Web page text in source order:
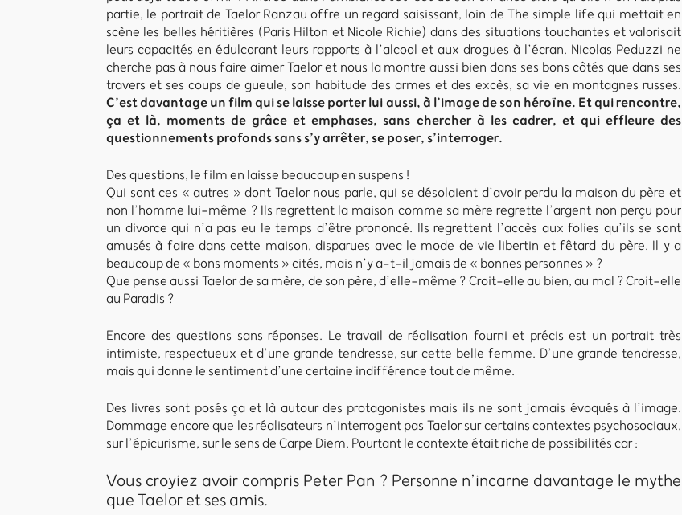
partie, le portrait de Taelor Ranzau offre un regard saisissant, loin de The simple life qui mettait en
scène les belles héritières (Paris Hilton et Nicole Richie) dans des situations touchantes et valorisait
leurs capacités en édulcorant leurs rapports à l’alcool et aux drogues à l’écran. Nicolas Peduzzi ne
cherche pas à nous faire aimer Taelor et nous la montre aussi bien dans ses bons côtés que dans ses
travers et ses coups de gueule, son habitude des armes et des excès, sa vie en montagnes russes.
C’est davantage un film qui se laisse porter lui aussi, à l’image de son héroïne. Et qui rencontre,
ça et là, moments de grâce et emphases, sans chercher à les cadrer, et qui effleure des
questionnements profonds sans s’y arrêter, se poser, s’interroger.
Des questions, le film en laisse beaucoup en suspens !
Qui sont ces « autres » dont Taelor nous parle, qui se désolaient d’avoir perdu la maison du père et
non l’homme lui-même ? Ils regrettent la maison comme sa mère regrette l’argent non perçu pour
un divorce qui n’a pas eu le temps d’être prononcé. Ils regrettent l’accès aux folies qu’ils se sont
amusés à faire dans cette maison, disparues avec le mode de vie libertin et fêtard du père. Il y a
beaucoup de « bons moments » cités, mais n’y a-t-il jamais de « bonnes personnes » ?
Que pense aussi Taelor de sa mère, de son père, d’elle-même ? Croit-elle au bien, au mal ? Croit-elle
au Paradis ?
Encore des questions sans réponses. Le travail de réalisation fourni et précis est un portrait très
intimiste, respectueux et d’une grande tendresse, sur cette belle femme. D’une grande tendresse,
mais qui donne le sentiment d’une certaine indifférence tout de même.
Des livres sont posés ça et là autour des protagonistes mais ils ne sont jamais évoqués à l’image.
Dommage encore que les réalisateurs n’interrogent pas Taelor sur certains contextes psychosociaux,
sur l’épicurisme, sur le sens de Carpe Diem. Pourtant le contexte était riche de possibilités car :
Vous croyiez avoir compris Peter Pan ? Personne n’incarne davantage le mythe
que Taelor et ses amis.